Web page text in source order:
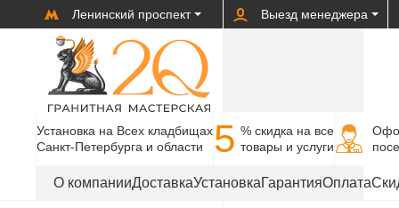
Ленинский проспект Выезд менеджера
Установка на Всех кладбищах
Санкт-Петербурга и области
5 % cкидка на все
товары и услуги
О компанииДоставкаУстановкаГарантияОплата